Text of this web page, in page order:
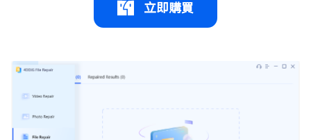
立即購買